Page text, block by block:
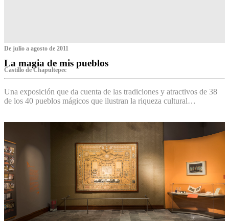
De julio a agosto de 2011
La magia de mis pueblos
Castillo de Chapultepec
Una exposición que da cuenta de las tradiciones y atractivos de 38
de los 40 pueblos mágicos que ilustran la riqueza cultural…